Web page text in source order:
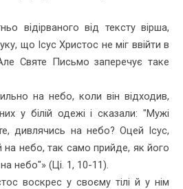
відірваного від тексту вірша,
що Ісус Христос не міг ввійти в
Святе Письмо заперечує таке
на небо, коли він відходив,
у білій одежі і сказали: "Мужі
дивлячись на небо? Оцей Ісус,
на небо, так само прийде, як його
небо"» (Ці. 1, 10-11).
воскрес у своєму тілі й у нім